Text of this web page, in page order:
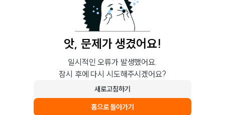
앗, 문제가 생겼어요!
일시적인 오류가 발생했어요.
잠시 후에 다시 시도해주시겠어요?
새로고침하기
홈으로 돌아가기